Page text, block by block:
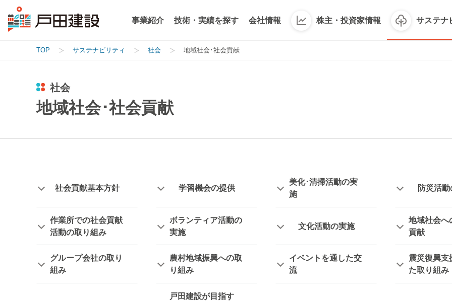
事業紹介 技術・実績を探す 会社情報 株主・投資家情報 サステナ
TOP サステナビリティ 社会 地域社会･社会貢献
社会
地域社会･社会貢献
社会貢献基本方針 学習機会の提供
美化･清掃活動の実
施
防災活
作業所での社会貢献
活動の取り組み
ボランティア活動の
実施
文化活動の実施
地域社会へ
貢献
グループ会社の取り
組み
農村地域振興への取
り組み
イベントを通した交
流
震災復興支
た取り組み
戸田建設が目指す